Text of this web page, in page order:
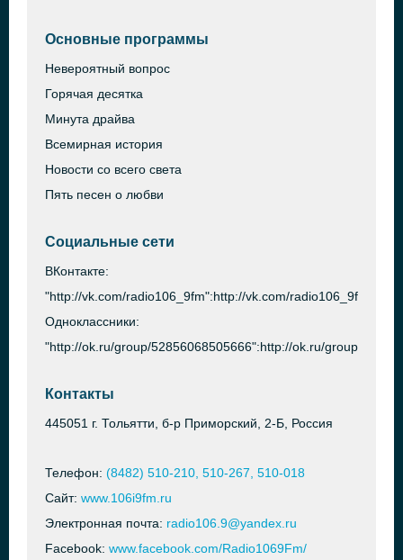
Основные программы
Невероятный вопрос
Горячая десятка
Минута драйва
Всемирная история
Новости со всего света
Пять песен о любви
Социальные сети
ВКонтакте:
"http://vk.com/radio106_9fm":http://vk.com/radio106_9fm
Одноклассники:
"http://ok.ru/group/52856068505666":http://ok.ru/group/
Контакты
445051 г. Тольятти, б-р Приморский, 2-Б, Россия
Телефон: (8482) 510-210, 510-267, 510-018
Сайт: www.106i9fm.ru
Электронная почта: radio106.9@yandex.ru
Facebook: www.facebook.com/Radio1069Fm/